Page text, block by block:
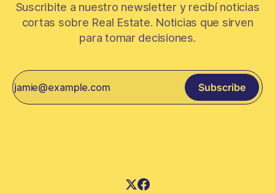
Suscribite a nuestro newsletter y recibí noticias
cortas sobre Real Estate. Noticias que sirven
para tomar decisiones.
Subscribe